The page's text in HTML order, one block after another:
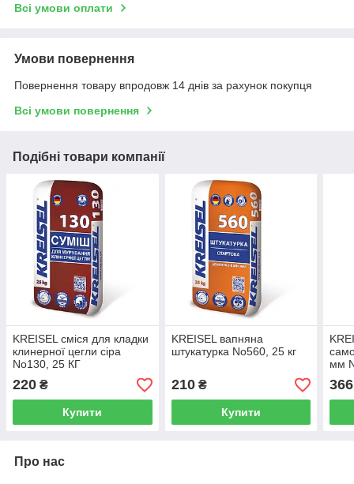
Всі умови оплати
Умови повернення
Повернення товару впродовж 14 днів за рахунок покупця
Всі умови повернення
Подібні товари компанії
KREISEL cміся для кладки
клинерної цегли сіра
No130, 25 КГ
220 ₴
Купити
KREISEL вапняна
штукатурка No560, 25 кг
210₴
Купити
мм
366
Про нас